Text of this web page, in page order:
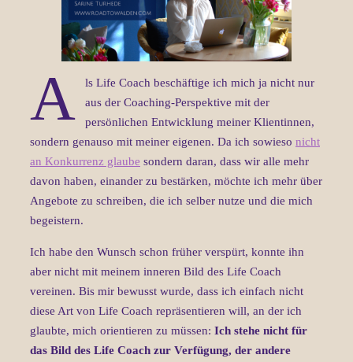
A
ls Life Coach beschäftige ich mich ja nicht nur
aus der Coaching-Perspektive mit der
persönlichen Entwicklung meiner Klientinnen,
sondern genauso mit meiner eigenen. Da ich sowieso nicht
an Konkurrenz glaube sondern daran, dass wir alle mehr
davon haben, einander zu bestärken, möchte ich mehr über
Angebote zu schreiben, die ich selber nutze und die mich
begeistern.
Ich habe den Wunsch schon früher verspürt, konnte ihn
aber nicht mit meinem inneren Bild des Life Coach
vereinen. Bis mir bewusst wurde, dass ich einfach nicht
diese Art von Life Coach repräsentieren will, an der ich
glaubte, mich orientieren zu müssen: Ich stehe nicht für
das Bild des Life Coach zur Verfügung, der andere